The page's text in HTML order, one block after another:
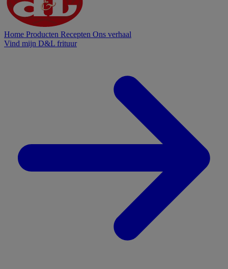
Home Producten Recepten Ons verhaal
Vind mijn D&L frituur